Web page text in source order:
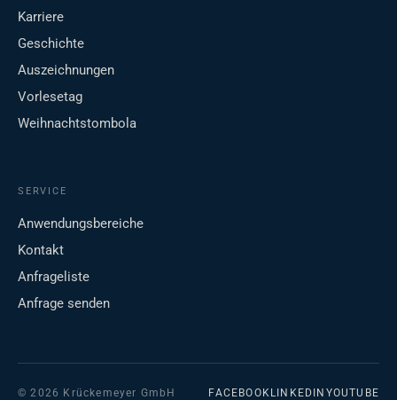
Karriere
Geschichte
Auszeichnungen
Vorlesetag
Weihnachtstombola
SERVICE
Anwendungsbereiche
Kontakt
Anfrageliste
Anfrage senden
© 2026 Krückemeyer GmbH FACEBOOK LINKEDIN YOUTUBE